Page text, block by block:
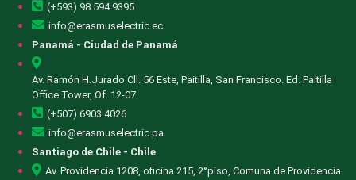
(+593) 98 594 9395
info@erasmuselectric.ec
Panamá - Ciudad de Panamá
Av. Ramón H.Jurado Cll. 56 Este, Paitilla, San Francisco. Ed. Paitilla
Office Tower, Of. 12-07
(+507) 6903 4026
info@erasmuselectric.pa
Santiago de Chile - Chile
Av. Providencia 1208, oficina 215, 2°piso, Comuna de Providencia